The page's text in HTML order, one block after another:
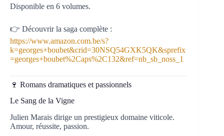
Disponible en 6 volumes.
👉 Découvrir la saga complète :
https://www.amazon.com.be/s?
k=georges+boubet&crid=30NSQ54GXK5QK&sprefix
=georges+boubet%2Caps%2C132&ref=nb_sb_noss_1
🍷 Romans dramatiques et passionnels
Le Sang de la Vigne
Julien Marais dirige un prestigieux domaine viticole.
Amour, réussite, passion.